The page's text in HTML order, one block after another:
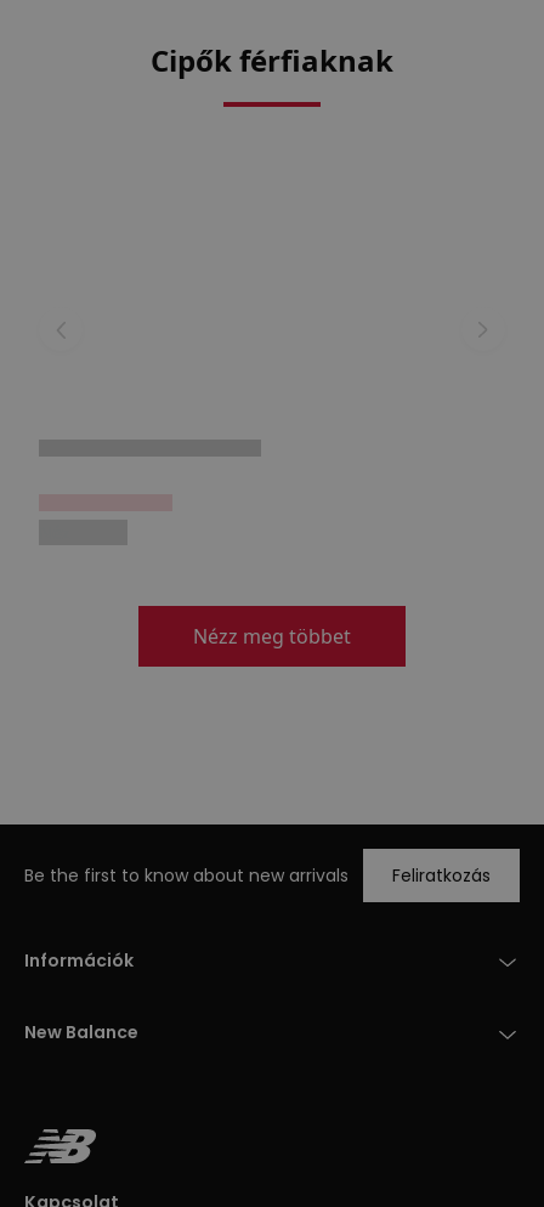
Cipők férfiaknak
Nézz meg többet
Be the first to know about new arrivals Feliratkozás
Információk
New Balance
Kapcsolat